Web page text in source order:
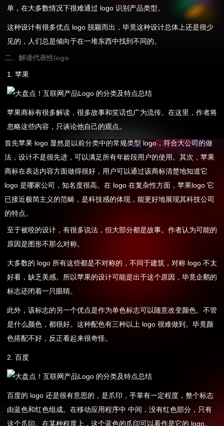
单，在大多数情况下很难通过 logo 识别产品类型。
这种设计有很多优点 logo 脱颖而出，毕竟这种设计总体上还是很少
见的，人们总是倾向于在一堆东西中找到不同的。
二、解读代表性logo
1. 苹果
苹果商标有很多解读，很多故事和笑话也广为流传。在这里，作者将
忽略这些内容，只谈论他自己的观点。
首先苹果 logo 显然是以前分类中的常规类型 logo，符合大公司的做
法，设计不是很先进，可以满足所有年龄段用户的使用。其次，苹果
商标在表达内容方面做得很好，用户可以通过该商标清楚地知道它
logo 是哪家公司，知名度很高。在 logo 在复杂性方面，苹果logo 它
已接近极简主义的范畴，是科技感的体现，能更好地展现其科技公司
的特点。
至于被咬的设计，有很多说法，但大部分都是故事。作者认为可能的
原因是图形不那么对称。
大多数的 logo 所有这些都是不对称的，不同于建筑，对称 logo 不太
好看，缺乏美感。所以苹果的设计可能是出于这个原因，毕竟企鹅的
标志还闭着一只眼睛。
此外，该标志的另一个优点是作为单色标志可以随意改变颜色。不管
是什么颜色，都很好。这种配色有三种以上 logo 很难做到。毕竟颜
色搭配不好，反正看起来很奇怪。
2. 百度
百度的 logo 还是很有意思的，是爪印，手掌有一定程度，整个标志
由蓝色和红色组成。在移动应用程序中 中间，没有红色部分，只有
这个爪印。在某种程度上，这个蓝色的爪印可以看作是它的 logo。